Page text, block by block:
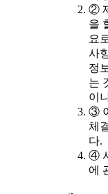
②
을
요
사
정
는
이
③
체
다.
④
에